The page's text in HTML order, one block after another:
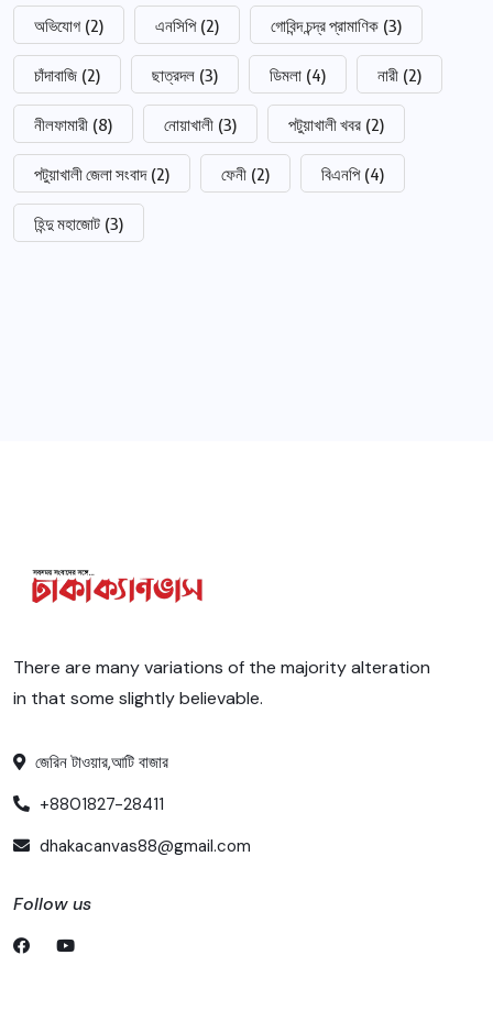
অভিযোগ (2) এনসিপি (2) গোবিন্দ চন্দ্র প্রামাণিক (3)
চাঁদাবাজি (2) ছাত্রদল (3) ডিমলা (4) নারী (2)
নীলফামারী (8) নোয়াখালী (3) পটুয়াখালী খবর (2)
পটুয়াখালী জেলা সংবাদ (2) ফেনী (2) বিএনপি (4)
হিন্দু মহাজোট (3)
There are many variations of the majority alteration
in that some slightly believable.
জেরিন টাওয়ার,আটি বাজার
+8801827-28411
dhakacanvas88@gmail.com
Follow us